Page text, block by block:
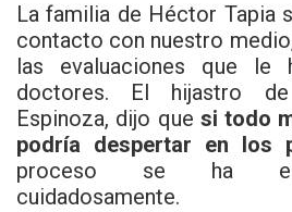
La familia de Héctor Tapia
contacto con nuestro
las evaluaciones que le
doctores. El hijastro
Espinoza, dijo que si todo
podría despertar en los
proceso se ha
cuidadosamente.